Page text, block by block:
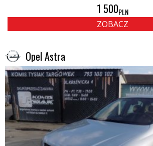
1 500PLN
ZOBACZ
Opel Astra